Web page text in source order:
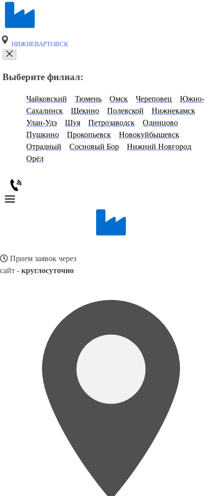
НИЖНЕВАРТОВСК
Выберите филиал:
Чайковский Тюмень Омск Череповец
Южно-
Сахалинск
Щекино Полевской
Нижнекамск
Улан-Удэ
Шуя Петрозаводск
Одинцово
Пушкино
Прокопьевск
Новокуйбышевск
Отрадный
Сосновый Бор
Нижний Новгород
Орёл
Прием заявок через
сайт - круглосуточно